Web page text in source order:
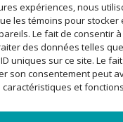
expériences, nous
les témoins pour stocker
Le fait de consentir
des données telles
uniques sur ce site. Le
son consentement peut
et